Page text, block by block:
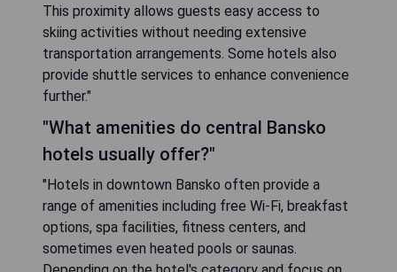
This proximity allows guests easy access to
skiing activities without needing extensive
transportation arrangements. Some hotels also
provide shuttle services to enhance convenience
further."
"What amenities do central Bansko
hotels usually offer?"
"Hotels in downtown Bansko often provide a
range of amenities including free Wi-Fi, breakfast
options, spa facilities, fitness centers, and
sometimes even heated pools or saunas.